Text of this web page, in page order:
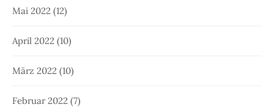
Mai 2022 (12)
April 2022 (10)
März 2022 (10)
Februar 2022 (7)